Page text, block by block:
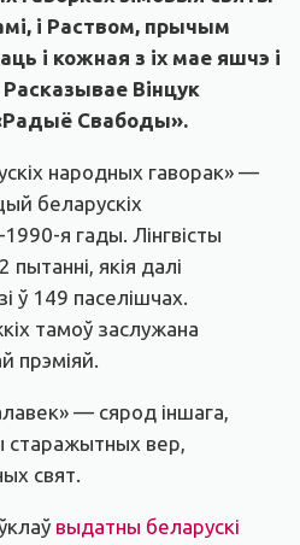
і Раством, прычым
і кожная з іх мае яшчэ і
Вінцук
Свабоды».
народных гаворак» —
беларускіх
я гады. Лінгвісты
якія далі
ў 149 паселішчах.
тамоў заслужана
прэміяй.
— сярод іншага,
старажытных вер,
свят.
выдатны беларускі